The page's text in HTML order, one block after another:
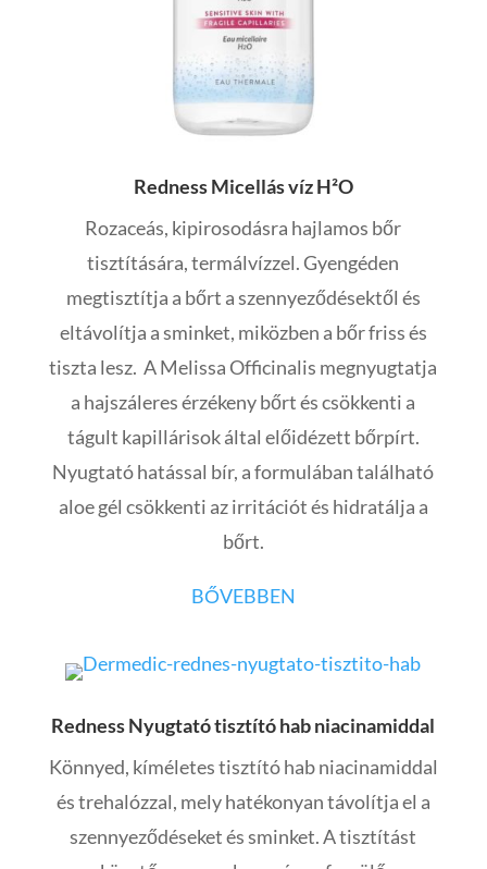
Redness Micellás víz H²O
Rozaceás, kipirosodásra hajlamos bőr
tisztítására, termálvízzel. Gyengéden
megtisztítja a bőrt a szennyeződésektől és
eltávolítja a sminket, miközben a bőr friss és
tiszta lesz. A Melissa Officinalis megnyugtatja
a hajszáleres érzékeny bőrt és csökkenti a
tágult kapillárisok által előidézett bőrpírt.
Nyugtató hatással bír, a formulában található
aloe gél csökkenti az irritációt és hidratálja a
bőrt.
BŐVEBBEN
Redness Nyugtató tisztító hab niacinamiddal
Könnyed, kíméletes tisztító hab niacinamiddal
és trehalózzal, mely hatékonyan távolítja el a
szennyeződéseket és sminket. A tisztítást